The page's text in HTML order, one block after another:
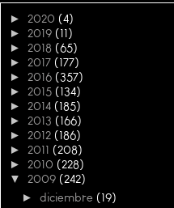
► 2020 (4)
► 2019 (11)
► 2018 (65)
► 2017 (177)
► 2016 (357)
► 2015 (134)
► 2014 (185)
► 2013 (166)
► 2012 (186)
► 2011 (208)
► 2010 (228)
▼ 2009 (242)
► diciembre (19)